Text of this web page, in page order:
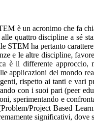
è un acronimo che fa
quattro discipline a sé
STEM ha pertanto
e le altre discipline,
è il differente
applicazioni del mondo
rispetto ai tanti e vari
con i suoi pari (peer
sperimentando e
Project Based
significativi,